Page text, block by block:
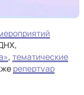
, тематические
репертуар